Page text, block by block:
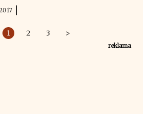
1 2 3 >
reklama